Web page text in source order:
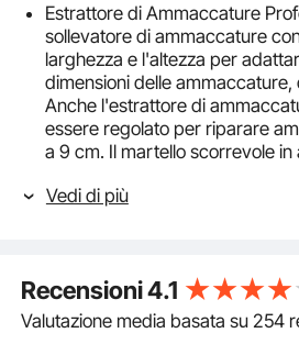
Estrattore di Ammaccature
sollevatore di ammaccature
larghezza e l'altezza per
dimensioni delle ammaccature,
Anche l'estrattore di
essere regolato per riparare
a 9 cm. Il martello scorrevole in
una semplice sostituzione. Le
ammaccature. Il bastone di
viscosità, assicurando che la
saldamente all'ammaccatura.
Vedi di più
Recensioni4.1
Valutazione media basata su 254